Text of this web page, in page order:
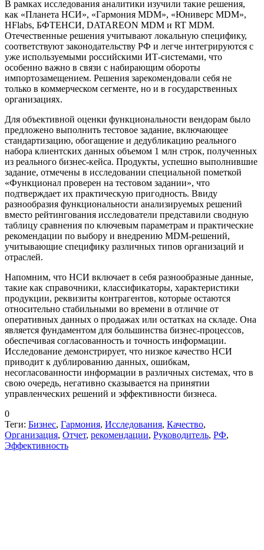
В рамках исследования аналитики изучили такие решения,
как «Планета НСИ», «Гармония MDM», «Юниверс MDM»,
HFlabs, БФТЕНСИ, DATAREON MDM и RT MDM.
Отечественные решения учитывают локальную специфику,
соответствуют законодательству РФ и легче интегрируются с
уже используемыми российскими ИТ-системами, что
особенно важно в связи с набирающим обороты
импортозамещением. Решения зарекомендовали себя не
только в коммерческом сегменте, но и в государственных
организациях.
Для объективной оценки функциональности вендорам было
предложено выполнить тестовое задание, включающее
стандартизацию, обогащение и дедубликацию реального
набора клиентских данных объемом 1 млн строк, полученных
из реального бизнес-кейса. Продукты, успешно выполнившие
задание, отмечены в исследовании специальной пометкой
«Функционал проверен на тестовом задании», что
подтверждает их практическую пригодность. Ввиду
разнообразия функциональности анализируемых решений
вместо рейтингования исследователи представили сводную
таблицу сравнения по ключевым параметрам и практические
рекомендации по выбору и внедрению MDM-решений,
учитывающие специфику различных типов организаций и
отраслей.
Напомним, что НСИ включает в себя разнообразные данные,
такие как справочники, классификаторы, характеристики
продукции, реквизиты контрагентов, которые остаются
относительно стабильными во времени в отличие от
оперативных данных о продажах или остатках на складе. Она
является фундаментом для большинства бизнес-процессов,
обеспечивая согласованность и точность информации.
Исследование демонстрирует, что низкое качество НСИ
приводит к дублированию данных, ошибкам,
несогласованности информации в различных системах, что в
свою очередь, негативно сказывается на принятии
управленческих решений и эффективности бизнеса.
0
Теги: Бизнес, Гармония, Исследования, Качество,
Организация, Отчет, рекомендации, Руководитель, РФ,
Эффективность